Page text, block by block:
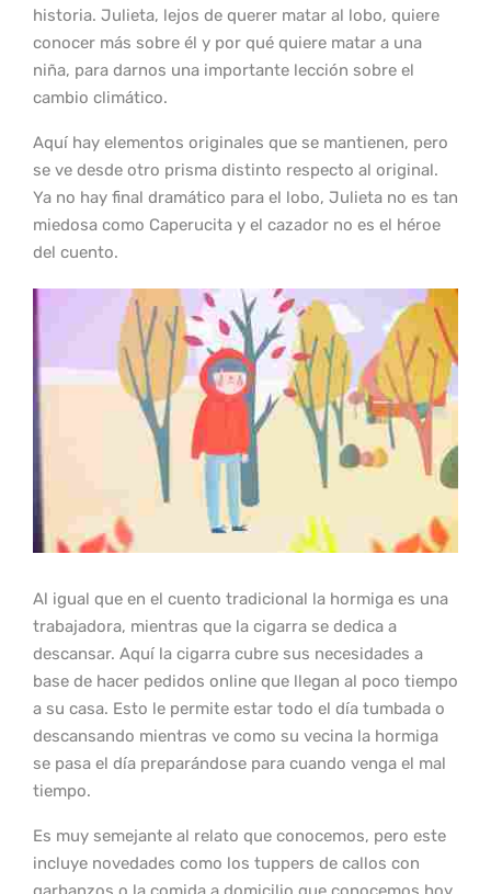
historia. Julieta, lejos de querer matar al lobo, quiere
conocer más sobre él y por qué quiere matar a una
niña, para darnos una importante lección sobre el
cambio climático.
Aquí hay elementos originales que se mantienen, pero
se ve desde otro prisma distinto respecto al original.
Ya no hay final dramático para el lobo, Julieta no es tan
miedosa como Caperucita y el cazador no es el héroe
del cuento.
Al igual que en el cuento tradicional la hormiga es una
trabajadora, mientras que la cigarra se dedica a
descansar. Aquí la cigarra cubre sus necesidades a
base de hacer pedidos online que llegan al poco tiempo
a su casa. Esto le permite estar todo el día tumbada o
descansando mientras ve como su vecina la hormiga
se pasa el día preparándose para cuando venga el mal
tiempo.
Es muy semejante al relato que conocemos, pero este
incluye novedades como los tuppers de callos con